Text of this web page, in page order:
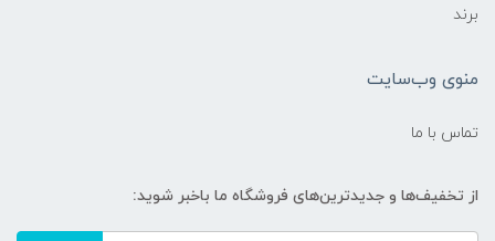
برند
منوی وب‌سایت
تماس با ما
از تخفیف‌ها و جدیدترین‌های فروشگاه ما باخبر شوید: